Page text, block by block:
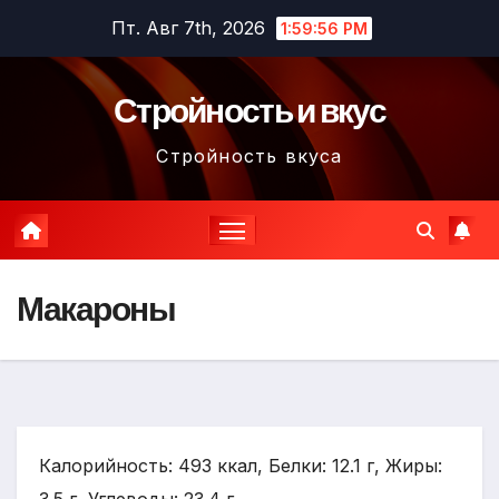
содержимому
Пт. Авг 7th, 2026 1:59:57 PM
Стройность и вкус
Стройность вкуса
Макароны
Калорийность: 493 ккал, Белки: 12.1 г, Жиры: